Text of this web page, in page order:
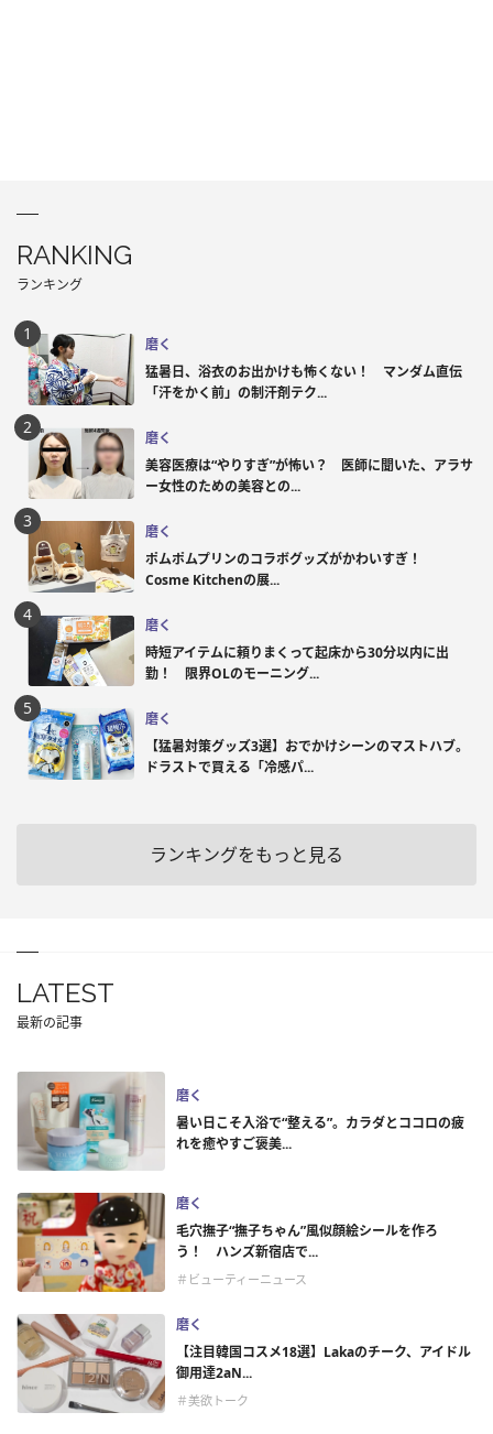
RANKING
ランキング
磨く
猛暑日、浴衣のお出かけも怖くない！ マンダム直伝
「汗をかく前」の制汗剤テク...
磨く
美容医療は“やりすぎ”が怖い？ 医師に聞いた、アラサ
ー女性のための美容との...
磨く
ポムポムプリンのコラボグッズがかわいすぎ！
Cosme Kitchenの展...
磨く
時短アイテムに頼りまくって起床から30分以内に出
勤！ 限界OLのモーニング...
磨く
【猛暑対策グッズ3選】おでかけシーンのマストハブ。
ドラストで買える「冷感パ...
ランキングをもっと見る
LATEST
最新の記事
磨く
暑い日こそ入浴で“整える”。カラダとココロの疲
れを癒やすご褒美...
磨く
毛穴撫子“撫子ちゃん”風似顔絵シールを作ろ
う！ ハンズ新宿店で...
＃ビューティーニュース
磨く
【注目韓国コスメ18選】Lakaのチーク、アイドル
御用達2aN...
＃美欲トーク